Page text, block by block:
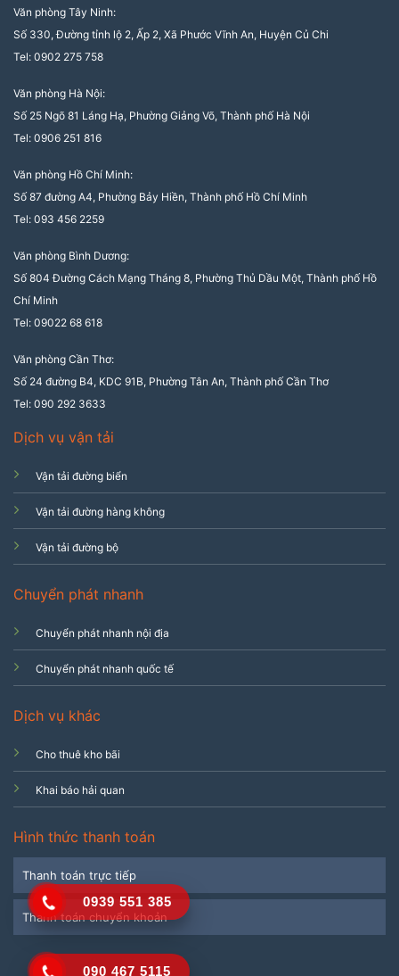
Văn phòng Tây Ninh:
Số 330, Đường tỉnh lộ 2, Ấp 2, Xã Phước Vĩnh An, Huyện Củ Chi
Tel: 0902 275 758
Văn phòng Hà Nội:
Số 25 Ngõ 81 Láng Hạ, Phường Giảng Võ, Thành phố Hà Nội
Tel: 0906 251 816
Văn phòng Hồ Chí Minh:
Số 87 đường A4, Phường Bảy Hiền, Thành phố Hồ Chí Minh
Tel: 093 456 2259
Văn phòng Bình Dương:
Số 804 Đường Cách Mạng Tháng 8, Phường Thủ Dầu Một, Thành phố Hồ
Chí Minh
Tel: 09022 68 618
Văn phòng Cần Thơ:
Số 24 đường B4, KDC 91B, Phường Tân An, Thành phố Cần Thơ
Tel: 090 292 3633
Dịch vụ vận tải
Vận tải đường biển
Vận tải đường hàng không
Vận tải đường bộ
Chuyển phát nhanh
Chuyển phát nhanh nội địa
Chuyển phát nhanh quốc tế
Dịch vụ khác
Cho thuê kho bãi
Khai báo hải quan
Hình thức thanh toán
Thanh toán trực tiếp
Thanh toán chuyển khoản
0939 551 385
090 467 5115